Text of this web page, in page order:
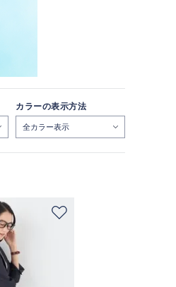
カラーの表示方法